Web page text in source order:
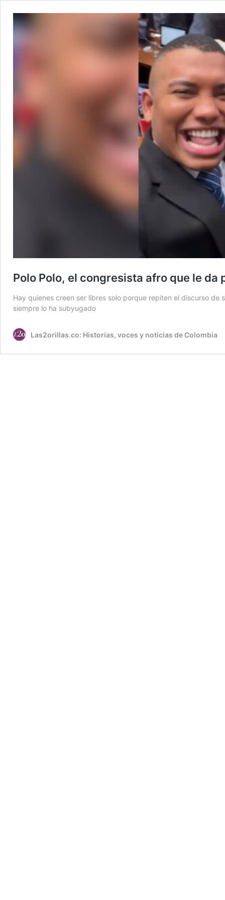
Polo Polo, el congresista afro que le da
Hay quienes creen ser libres solo porque repiten el discurso
siempre lo ha subyugado
Las2orillas.co: Historias, voces y noticias de Colombia